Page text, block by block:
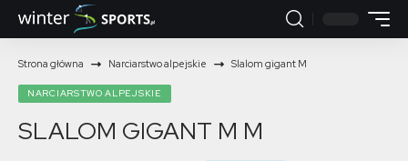
Strona główna Narciarstwo alpejskie Slalom gigant M
NARCIARSTWO ALPEJSKIE
SLALOM GIGANT M M